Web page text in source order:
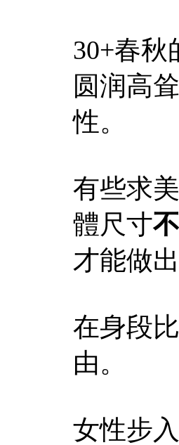
30+春秋
圆润高
性。
有些求
體尺寸
才能做
在身段
由。
女性步